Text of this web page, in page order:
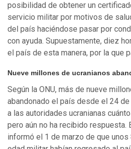
posibilidad de obtener un
servicio militar por motivos de
del país haciéndose pasar por
con ayuda. Supuestamente, diez
el país de esta manera, por la que
Nueve millones de ucranianos
Según la ONU, más de nueve
abandonado el país desde el 24
a las autoridades ucranianas
pero aún no ha recibido
informó el 1 de marzo de que